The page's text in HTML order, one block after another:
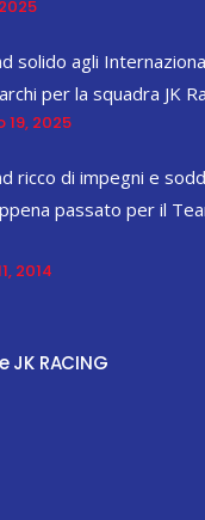
solido agli
per la squadra JK
19, 2025
ricco di impegni e
passato per il
2014
JK RACING